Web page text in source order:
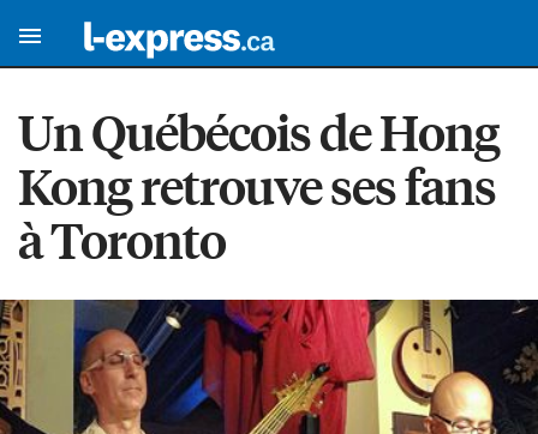
Un Québécois de Hong
Kong retrouve ses fans
à Toronto